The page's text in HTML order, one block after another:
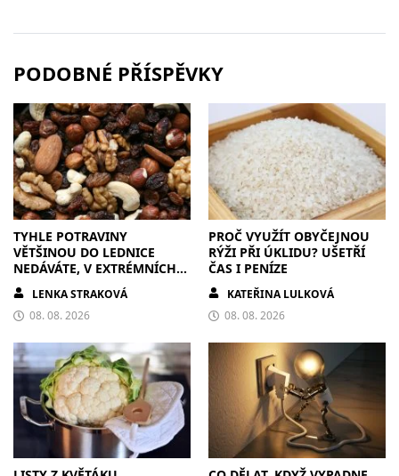
PODOBNÉ PŘÍSPĚVKY
TYHLE POTRAVINY
VĚTŠINOU DO LEDNICE
NEDÁVÁTE, V EXTRÉMNÍCH
VEDRECH JE TAM ALE
PŘESUŇTE
LENKA STRAKOVÁ
08. 08. 2026
PROČ VYUŽÍT OBYČEJNOU
RÝŽI PŘI ÚKLIDU? UŠETŘÍ
ČAS I PENÍZE
KATEŘINA LULKOVÁ
08. 08. 2026